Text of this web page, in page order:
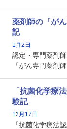
増えているので
な救急認定薬剤
す。
薬剤師の「が
記
1月2日
認定・専門薬剤
「がん専門薬剤
関する資格とし
剤師の専門性を
貢献する姿は、
かれる存在です。
「抗菌化学療
験記
12月17日
「抗菌化学療法